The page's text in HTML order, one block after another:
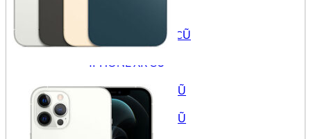
IPHONE XS MAX CŨ
IPHONE XS CŨ
IPHONE XR CŨ
IPHONE 8 PLUS CŨ
IPHONE 8 CŨ
IPHONE 7 PLUS CŨ
IPHONE 7 CŨ